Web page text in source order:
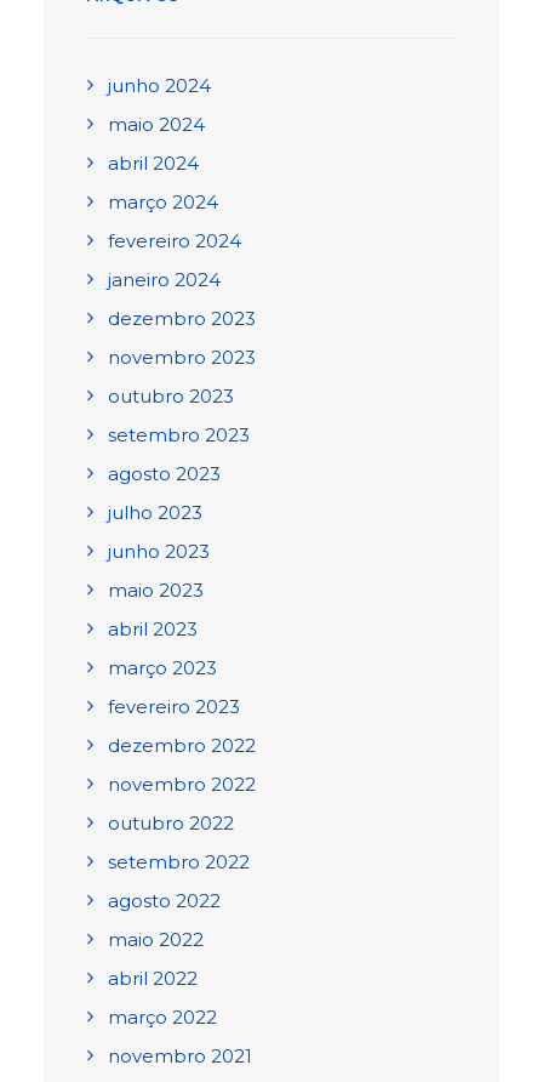
junho 2024
maio 2024
abril 2024
março 2024
fevereiro 2024
janeiro 2024
dezembro 2023
novembro 2023
outubro 2023
setembro 2023
agosto 2023
julho 2023
junho 2023
maio 2023
abril 2023
março 2023
fevereiro 2023
dezembro 2022
novembro 2022
outubro 2022
setembro 2022
agosto 2022
maio 2022
abril 2022
março 2022
novembro 2021